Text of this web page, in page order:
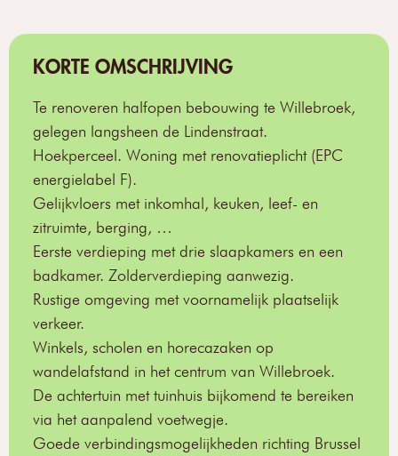
KORTE OMSCHRIJVING
Te renoveren halfopen bebouwing te Willebroek,
gelegen langsheen de Lindenstraat.
Hoekperceel. Woning met renovatieplicht (EPC
energielabel F).
Gelijkvloers met inkomhal, keuken, leef- en
zitruimte, berging, …
Eerste verdieping met drie slaapkamers en een
badkamer. Zolderverdieping aanwezig.
Rustige omgeving met voornamelijk plaatselijk
verkeer.
Winkels, scholen en horecazaken op
wandelafstand in het centrum van Willebroek.
De achtertuin met tuinhuis bijkomend te bereiken
via het aanpalend voetwegje.
Goede verbindingsmogelijkheden richting Brussel